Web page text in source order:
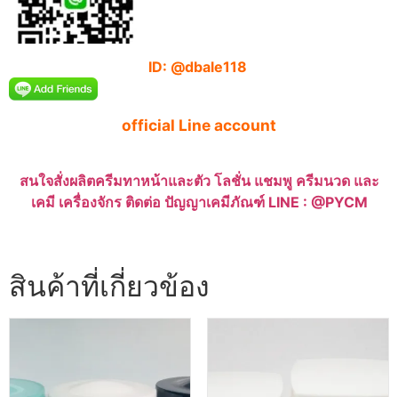
ID: @dbale118
official Line account
สนใจสั่งผลิตครีมทาหน้าและตัว โลชั่น แชมพู ครีมนวด และ
เคมี เครื่องจักร ติดต่อ ปัญญาเคมีภัณฑ์ LINE : @PYCM
สินค้าที่เกี่ยวข้อง